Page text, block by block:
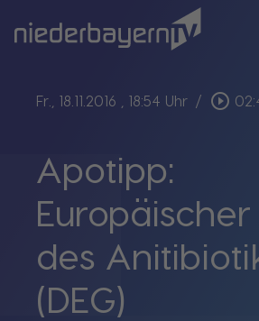
Fr., 18.11.2016 , 18:54 Uhr / play_circle_outline
Apotipp:
Europäischer
des
(DEG)